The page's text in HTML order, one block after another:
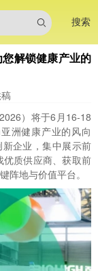
搜索
解锁健康产业的
）将于6月16-18
洲健康产业的风向
企业，集中展示前
质供应商、获取前
阵地与价值平台。